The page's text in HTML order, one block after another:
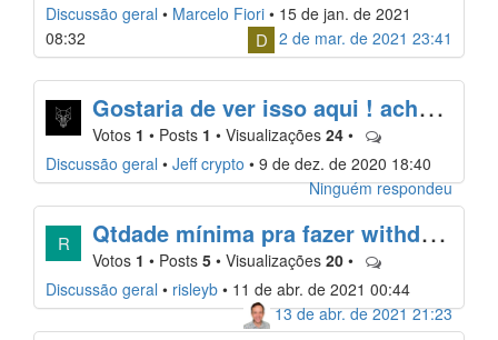
Discussão geral • Marcelo Fiori • 15 de jan. de 2021
08:32
D 2 de mar. de 2021 23:41
G
ostaria de ver isso aqui ! acho isso algo muito serio
Votos 1 • Posts 1 • Visualizações 24 •
Discussão geral • Jeff crypto • 9 de dez. de 2020 18:40
Ninguém respondeu
R Q
tdade mínima pra fazer withdraw da Matic na Bitmax diminuiu?
Votos 1 • Posts 5 • Visualizações 20 •
Discussão geral • risleyb • 11 de abr. de 2021 00:44
13 de abr. de 2021 21:23